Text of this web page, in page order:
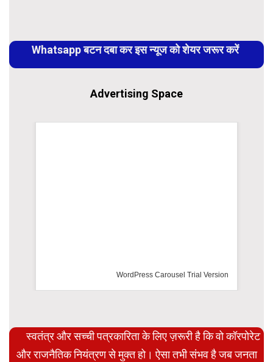
Reading
Whatsapp बटन दबा कर इस न्यूज को शेयर जरूर करें
Advertising Space
स्वतंत्र और सच्ची पत्रकारिता के लिए ज़रूरी है कि वो कॉरपोरेट
और राजनैतिक नियंत्रण से मुक्त हो। ऐसा तभी संभव है जब जनता